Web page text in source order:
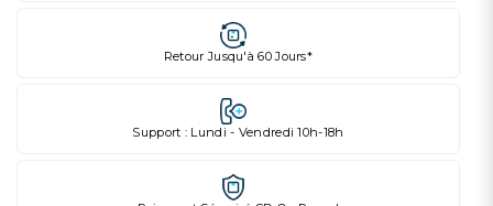
Retour Jusqu'à 60 Jours*
Support : Lundi - Vendredi 10h-18h